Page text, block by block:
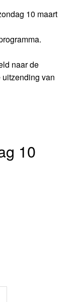
10 maart
naar de
van
10